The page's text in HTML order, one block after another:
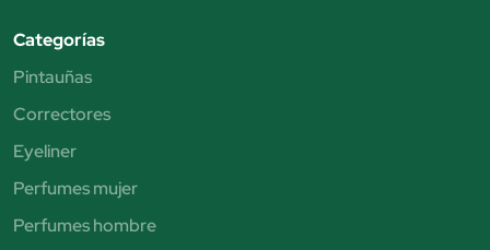
Categorías
Pintauñas
Correctores
Eyeliner
Perfumes mujer
Perfumes hombre